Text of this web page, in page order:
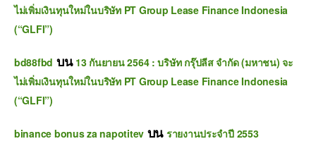
ไม่เพิ่มเงินทุนใหม่ในบริษัท PT Group Lease Finance Indonesia
(“GLFI”)
bd88fbd บน 13 กันยายน 2564 : บริษัท กรุ๊ปลีส จำกัด (มหาชน) จะ
ไม่เพิ่มเงินทุนใหม่ในบริษัท PT Group Lease Finance Indonesia
(“GLFI”)
binance bonus za napotitevบน รายงานประจำปี 2553